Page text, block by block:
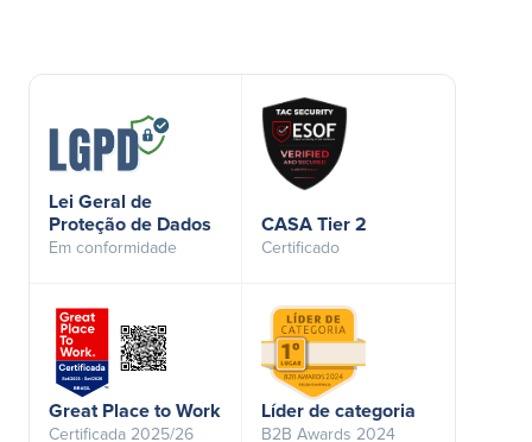
Lei Geral de
Proteção de Dados
Em conformidade
CASA Tier 2
Certificado
Great Place to Work
Certificada 2025/26
Líder de categoria
B2B Awards 2024